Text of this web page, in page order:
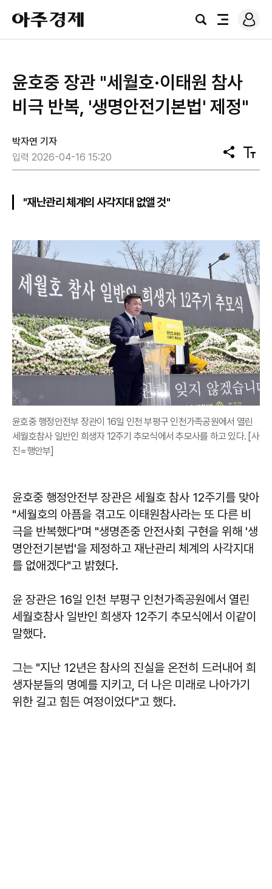
아
주
경
검
전
로
그
윤호중 장관 "세월호·이태원 참사
비극 반복, '생명안전기본법' 제정"
박자연 기자
입력 2026-04-16 15:20
공
유
텍
스
"재난관리 체계의 사각지대 없앨 것"
윤호중 행정안전부 장관이 16일 인천 부평구 인천가족공원에서 열린
세월호참사 일반인 희생자 12주기 추모식에서 추모사를 하고 있다. [사
진=행안부]
윤호중 행정안전부 장관은 세월호 참사 12주기를 맞아
"세월호의 아픔을 겪고도 이태원참사라는 또 다른 비
극을 반복했다"며 "생명존중 안전사회 구현을 위해 '생
명안전기본법'을 제정하고 재난관리 체계의 사각지대
를 없애겠다"고 밝혔다.
윤 장관은 16일 인천 부평구 인천가족공원에서 열린
세월호참사 일반인 희생자 12주기 추모식에서 이같이
말했다.
그는 "지난 12년은 참사의 진실을 온전히 드러내어 희
생자분들의 명예를 지키고, 더 나은 미래로 나아가기
위한 길고 힘든 여정이었다"고 했다.